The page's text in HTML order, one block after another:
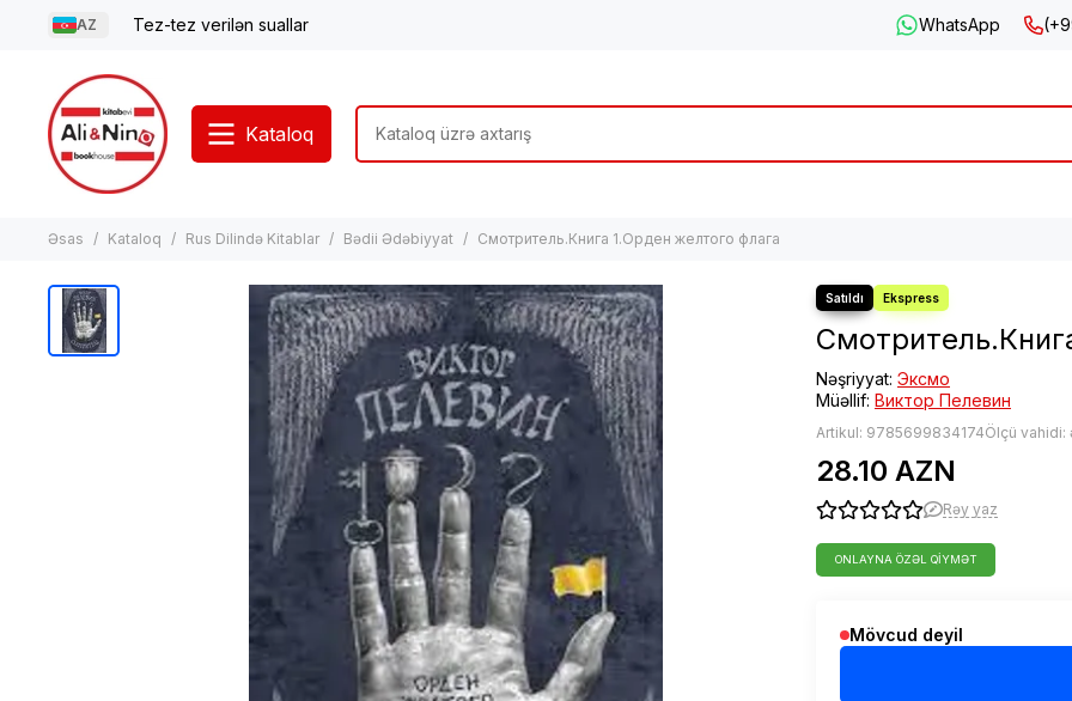
AZ Tez-tez verilən suallar WhatsApp
Kataloq
Əsas Kataloq Rus Dilində Kitablar Bədii Ədəbiyyat Смотритель.Книга 1.Орден желтого флага
Nəşriyyat: Эксмо
Müəllif: Виктор Пелевин
Artikul: 9785699834174Ölçü vahidi:
28.10 AZN
Rəy yaz
ONLAYNA ÖZƏL QIYMƏT
Mövcud deyil